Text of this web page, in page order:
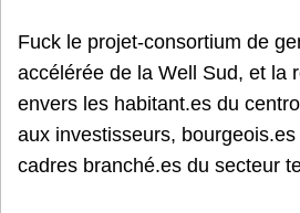
Fuck le projet-consortium de
accélérée de la Well Sud, et la
envers les habitant.es du
aux investisseurs,
cadres branché.es du secteur